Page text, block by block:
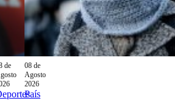
de
08 de
Agosto
2026
País